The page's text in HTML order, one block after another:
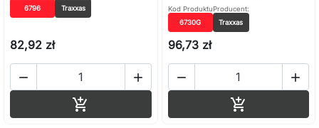
6796
Traxxas
82,92 zł
 

Kod Produktu
6730G
Producent:
Traxxas
96,73 zł
 
